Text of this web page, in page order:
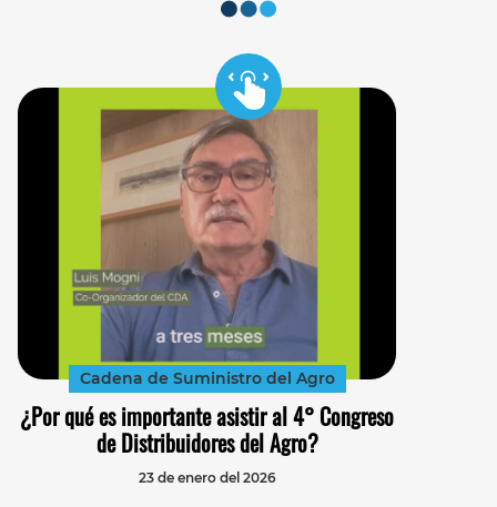
Cadena de Suministro del Agro
¿Por qué es importante asistir al 4° Congreso
de Distribuidores del Agro?
23 de enero del 2026